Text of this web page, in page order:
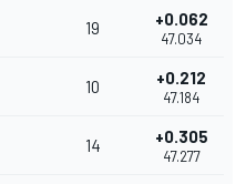
19 +0.062
47.034
10 +0.212
47.184
14 +0.305
47.277